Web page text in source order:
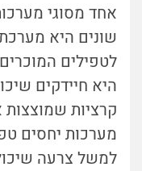
אחד מסוגי
לטפילים
היא חיידקים
קרציות
מערכות יחסים
למשל צרעה